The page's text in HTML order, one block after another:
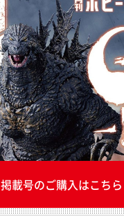
掲載号のご購入はこちら